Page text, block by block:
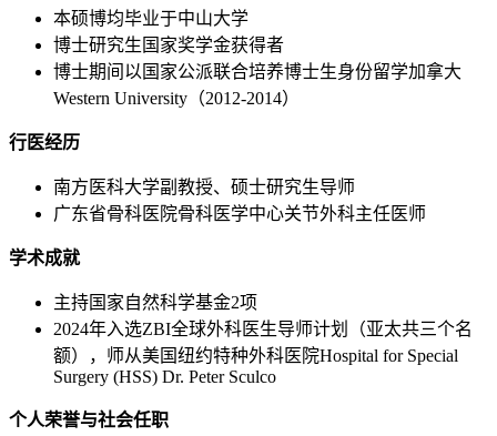
本硕博均毕业于中山大学
博士研究生国家奖学金获得者
博士期间以国家公派联合培养博士生身份留学加拿大
Western University（2012-2014）
行医经历
南方医科大学副教授、硕士研究生导师
广东省骨科医院骨科医学中心关节外科主任医师
学术成就
主持国家自然科学基金2项
2024年入选ZBI全球外科医生导师计划（亚太共三个名
额），师从美国纽约特种外科医院Hospital for Special
Surgery (HSS) Dr. Peter Sculco
个人荣誉与社会任职